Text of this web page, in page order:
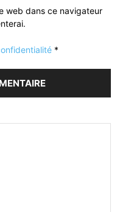
web dans ce navigateur
*